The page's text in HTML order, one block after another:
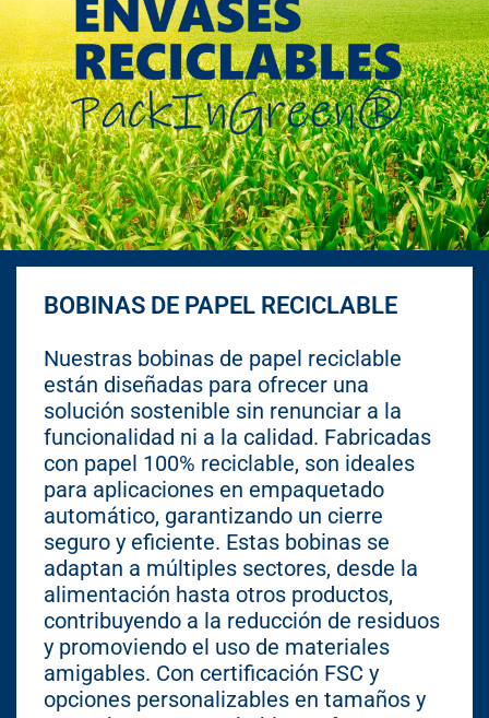
BOBINAS DE PAPEL RECICLABLE
Nuestras bobinas de papel reciclable
están diseñadas para ofrecer una
solución sostenible sin renunciar a la
funcionalidad ni a la calidad. Fabricadas
con papel 100% reciclable, son ideales
para aplicaciones en empaquetado
automático, garantizando un cierre
seguro y eficiente. Estas bobinas se
adaptan a múltiples sectores, desde la
alimentación hasta otros productos,
contribuyendo a la reducción de residuos
y promoviendo el uso de materiales
amigables. Con certificación FSC y
opciones personalizables en tamaños y